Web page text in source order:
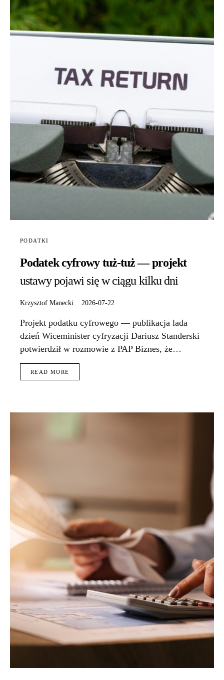
PODATKI
Podatek cyfrowy tuż-tuż — projekt
ustawy pojawi się w ciągu kilku dni
Krzysztof Manecki 2026-07-22
Projekt podatku cyfrowego — publikacja lada
dzień Wiceminister cyfryzacji Dariusz Standerski
potwierdził w rozmowie z PAP Biznes, że…
READ MORE